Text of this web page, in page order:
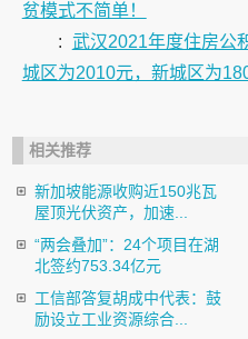
贫模式不简单！
: 武汉2021年度住房公
城区为2010元，新城区为
相关推荐
新加坡能源收购近150兆瓦
屋顶光伏资产，加速...
“两会叠加”：24个项目在湖
北签约753.34亿元
工信部答复胡成中代表：鼓
励设立工业资源综合...